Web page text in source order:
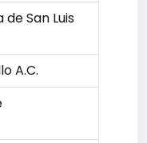
San Luis
A.C.